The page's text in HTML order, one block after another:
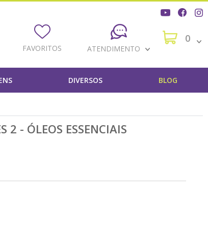
FAVORITOS ATENDIMENTO
0
DIVERSOS BLOG
2 - ÓLEOS ESSENCIAIS